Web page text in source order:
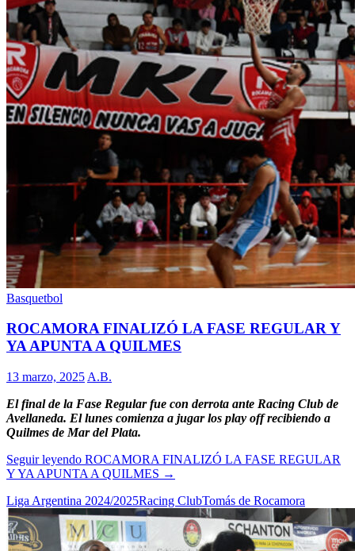
Basquetbol
ROCAMORA FINALIZÓ LA FASE REGULAR Y
YA APUNTA A QUILMES
13 marzo, 2025 A.B.
El final de la Fase Regular fue con derrota ante Racing Club de
Avellaneda. El lunes comienza a jugar los play off recibiendo a
Quilmes de Mar del Plata.
Seguir leyendo ROCAMORA FINALIZÓ LA FASE REGULAR
Y YA APUNTA A QUILMES →
Liga Argentina 2024/2025Racing ClubTomás de Rocamora